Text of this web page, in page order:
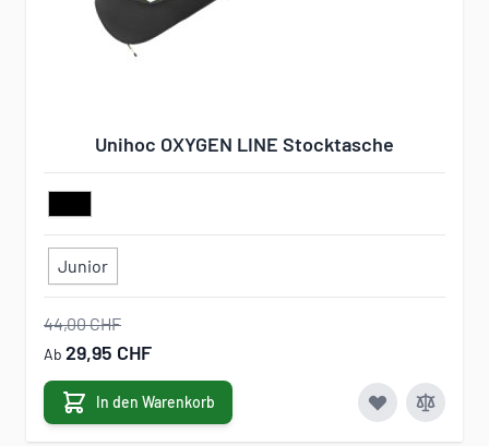
Unihoc OXYGEN LINE Stocktasche
Junior
44,00 CHF
Ab 29,95 CHF
In den Warenkorb